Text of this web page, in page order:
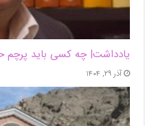
یادداشت| ‌چه کسی باید پرچم
آذر ۲۹, ۱۴۰۴